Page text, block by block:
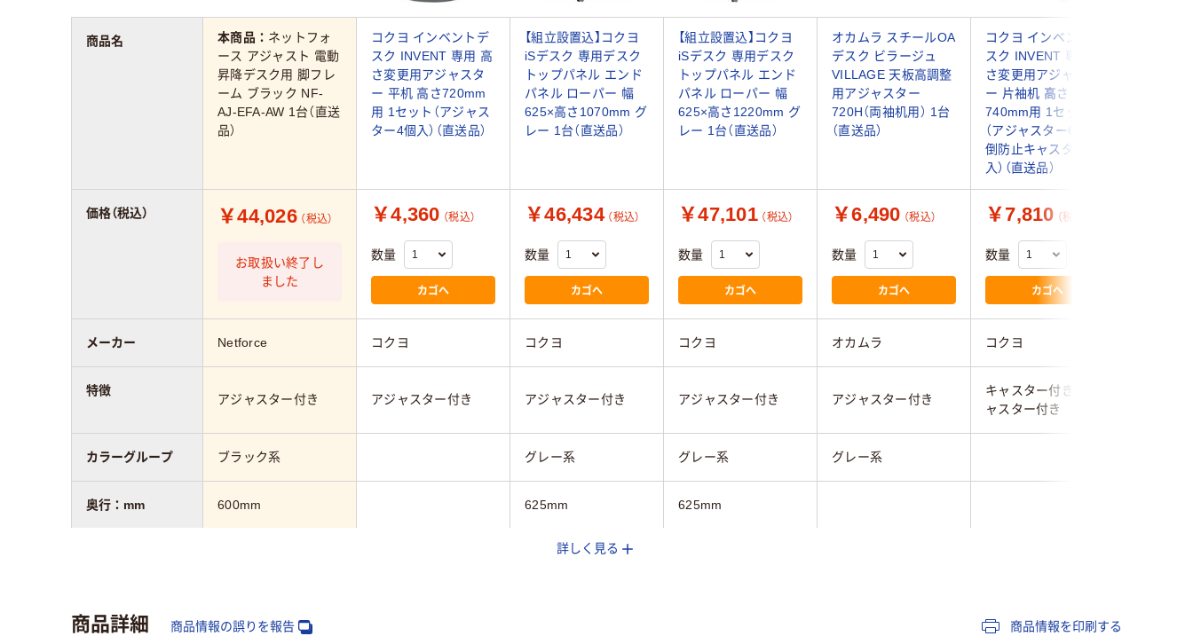
本商品： ネットフォ
ース アジャスト 電動
昇降デスク用 脚フレ
ーム ブラック NF-
AJ-EFA-AW 1台（直送
品）
コクヨ インベントデ
スク INVENT 専用 高
さ変更用アジャスタ
ー 平机 高さ720mm
用 1セット（アジャス
ター4個入）（直送品）
【組立設置込】コクヨ
iSデスク 専用デスク
トップパネル エンド
パネル ローパー 幅
625×高さ1070mm グ
レー 1台（直送品）
【組立設置込】コクヨ
iSデスク 専用デスク
トップパネル エンド
パネル ローパー 幅
625×高さ1220mm グ
レー 1台（直送品）
オカムラ スチールOA
デスク ビラージュ
VILLAGE 天板高調整
用アジャスター
720H（両袖机用） 1台
（直送品）
コクヨ インベントデ
スク INVENT 専用 高
さ変更用アジャスタ
ー 片袖机 高さ
740mm用 1セット
（アジャスター6個・転
倒防止キャスター1個
入）（直送品）
￥44,026 （税込）
お取扱い終了し
ました
￥4,360 （税込）
数量
カゴへ
￥46,434 （税込）
数量
カゴへ
￥47,101 （税込）
数量
カゴへ
￥6,490 （税込）
数量
カゴへ
￥7,810 （税込）
数量
カゴへ
Netforce コクヨ コクヨ コクヨ オカムラ コクヨ
アジャスター付き アジャスター付き アジャスター付き アジャスター付き アジャスター付き
キャスター付き、アジ
ャスター付き
ブラック系 グレー系 グレー系 グレー系
600mm 625mm 625mm
1070mm
商品名
価格（税込）
メーカー
特徴
カラーグループ
奥行：mm
詳しく見る
商品詳細 商品情報の誤りを報告 商品情報を印刷する